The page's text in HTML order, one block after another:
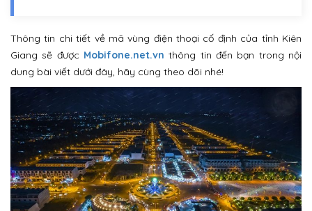
Thông tin chi tiết về mã vùng điện thoại cố định của tỉnh Kiên
Giang sẽ được Mobifone.net.vn thông tin đến bạn trong nội
dung bài viết dưới đây, hãy cùng theo dõi nhé!